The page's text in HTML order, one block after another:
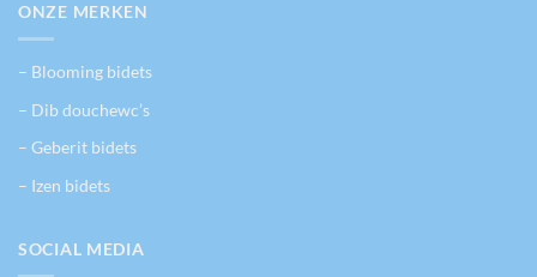
ONZE MERKEN
– Blooming bidets
– Dib douchewc’s
– Geberit bidets
– Izen bidets
SOCIAL MEDIA